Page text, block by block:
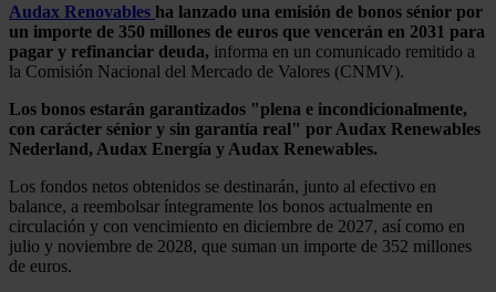
Audax Renovables ha lanzado una emisión de bonos sénior por
un importe de 350 millones de euros que vencerán en 2031 para
pagar y refinanciar deuda, informa en un comunicado remitido a
la Comisión Nacional del Mercado de Valores (CNMV).
Los bonos estarán garantizados "plena e incondicionalmente,
con carácter sénior y sin garantía real" por Audax Renewables
Nederland, Audax Energía y Audax Renewables.
Los fondos netos obtenidos se destinarán, junto al efectivo en
balance, a reembolsar íntegramente los bonos actualmente en
circulación y con vencimiento en diciembre de 2027, así como en
julio y noviembre de 2028, que suman un importe de 352 millones
de euros.